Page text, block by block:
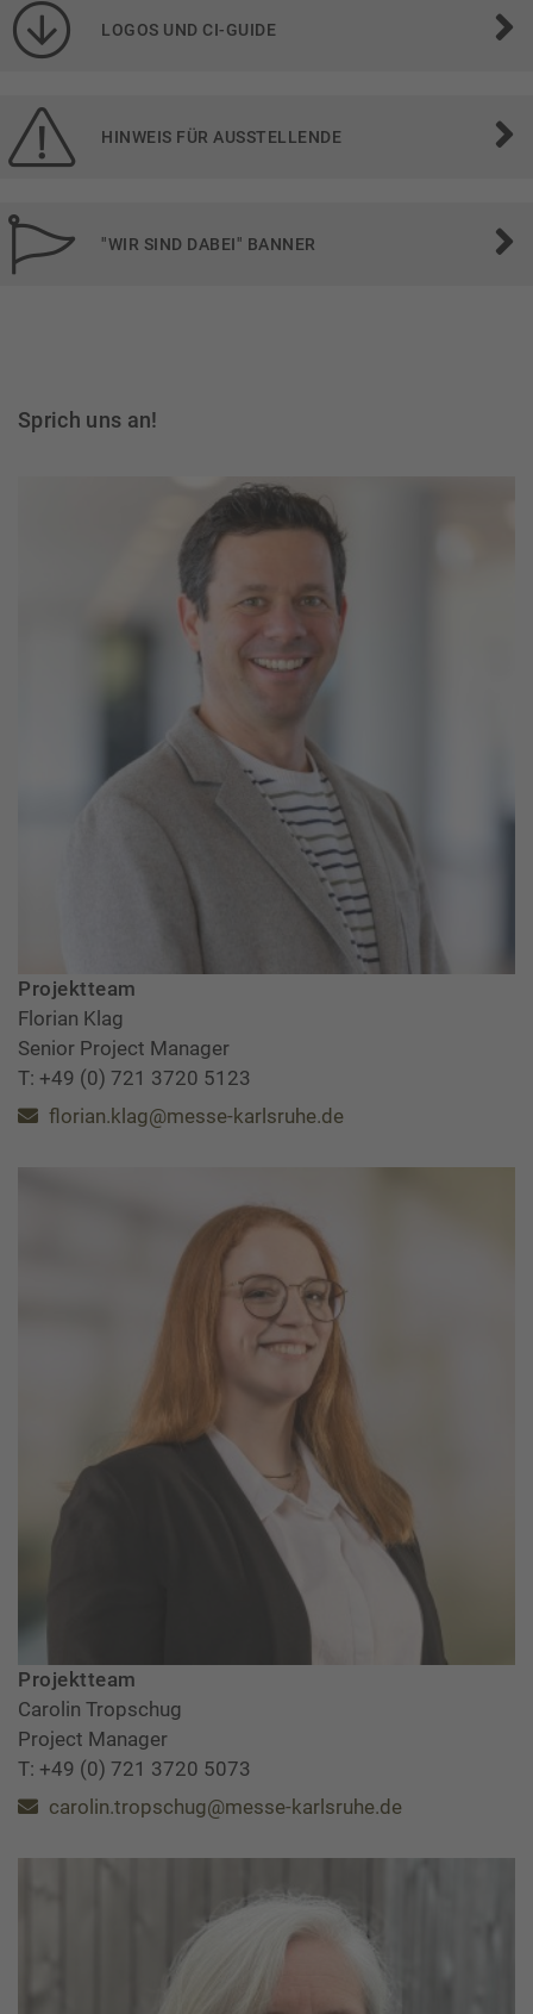
LOGOS UND CI-GUIDE
HINWEIS FÜR AUSSTELLENDE
"WIR SIND DABEI" BANNER
Sprich uns an!
Projektteam
Florian Klag
Senior Project Manager
T: +49 (0) 721 3720 5123
florian.klag@messe-karlsruhe.de
Projektteam
Carolin Tropschug
Project Manager
T: +49 (0) 721 3720 5073
carolin.tropschug@messe-karlsruhe.de